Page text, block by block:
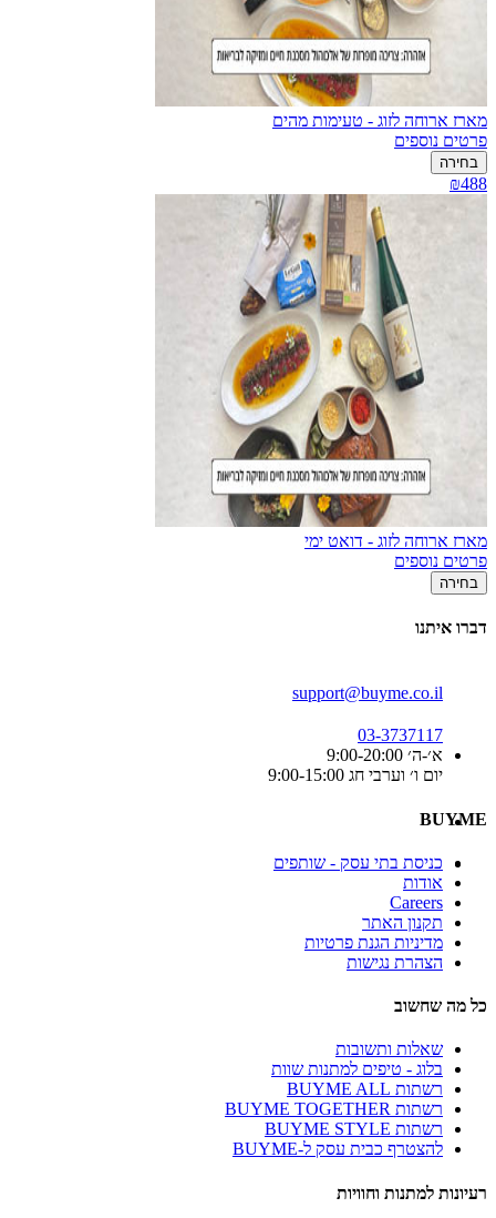
מארז ארוחה לזוג - טעימות מהים
פרטים נוספים
בחירה
₪488
מארז ארוחה לזוג - דואט ימי
פרטים נוספים
בחירה
דברו איתנו
support@buyme.co.il
03-3737117
א׳-ה׳ 9:00-20:00
יום ו׳ וערבי חג 9:00-15:00
BUYME
כניסת בתי עסק - שותפים
אודות
Careers
תקנון האתר
מדיניות הגנת פרטיות
הצהרת נגישות
כל מה שחשוב
שאלות ותשובות
בלוג - טיפים למתנות שוות
רשתות BUYME ALL
רשתות BUYME TOGETHER
רשתות BUYME STYLE
להצטרף כבית עסק ל-BUYME
רעיונות למתנות וחוויות